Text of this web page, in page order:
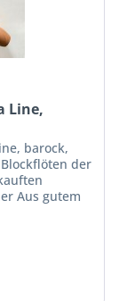
Line,
barock,
der
Aus gutem